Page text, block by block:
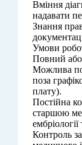
Вміння
надавати
Знання
Умови
Повний або
Можлива
поза
плату).
Постійна
старшою
Контроль